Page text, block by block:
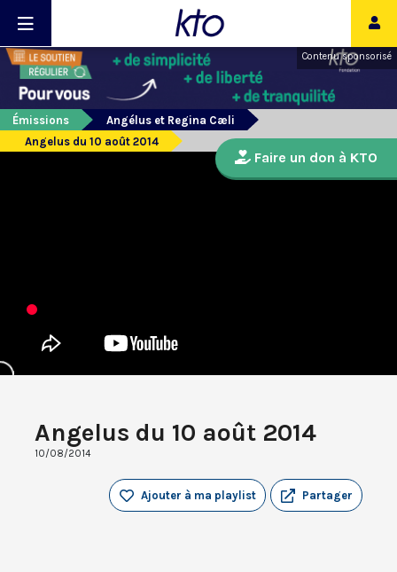
Contenu sponsorisé
Émissions
Angélus et Regina Cæli
Angelus du 10 août 2014
Angelus du 10 août 2014
10/08/2014
Partager
Ajouter à ma playlist
Faire un don à KTO